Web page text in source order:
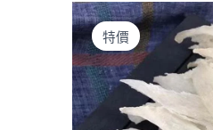
特價
原
始
價
格：
$7,800.00。
目
前
價
格